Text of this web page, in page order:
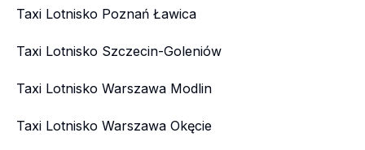
Taxi Lotnisko Poznań Ławica
Taxi Lotnisko Szczecin-Goleniów
Taxi Lotnisko Warszawa Modlin
Taxi Lotnisko Warszawa Okęcie